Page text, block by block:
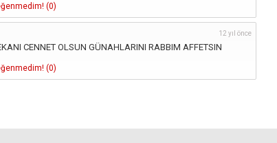
(0)
12 yıl önce
CENNET OLSUN GÜNAHLARINI RABBIM AFFETSIN
(0)